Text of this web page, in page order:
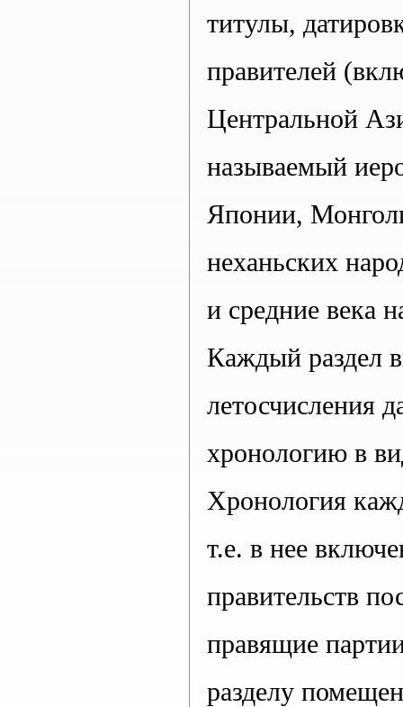
титулы,
правителей
Центральной
называемый
Японии,
неханьских
и средние века
Каждый раздел
летосчисления
хронологию в
Хронология
т.е. в нее
правительств
правящие
разделу